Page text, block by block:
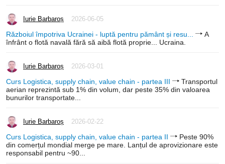
Iurie Barbaroș 2026-06-05
Războiul împotriva Ucrainei - luptă pentru pământ și resu...
A
înfrânt o flotă navală fără să aibă flotă proprie... Ucraina.
Iurie Barbaroș 2026-03-01
Curs Logistica, supply chain, value chain - partea III
Transportul
aerian reprezintă sub 1% din volum, dar peste 35% din valoarea
bunurilor transportate...
Iurie Barbaroș 2026-02-22
Curs Logistica, supply chain, value chain - partea II
Peste 90%
din comerțul mondial merge pe mare. Lanțul de aprovizionare este
responsabil pentru ~90...